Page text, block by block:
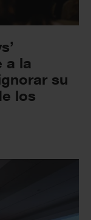
a la
su
los